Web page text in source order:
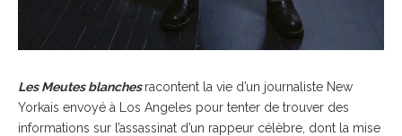
Les Meutes blanchesracontent la vie d’un journaliste New
Yorkais envoyé à Los Angeles pour tenter de trouver des
informations sur l’assassinat d’un rappeur célèbre, dont la mise